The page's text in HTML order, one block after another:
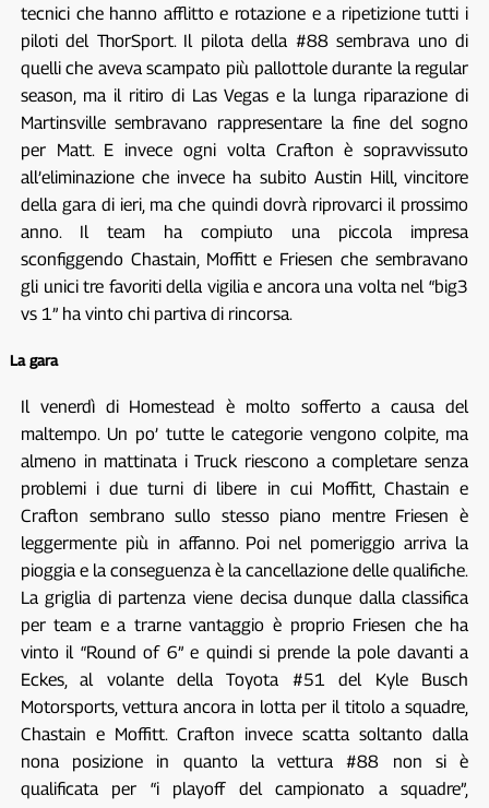
tecnici che hanno afflitto e rotazione e a ripetizione tutti i
piloti del ThorSport. Il pilota della #88 sembrava uno di
quelli che aveva scampato più pallottole durante la regular
season, ma il ritiro di Las Vegas e la lunga riparazione di
Martinsville sembravano rappresentare la fine del sogno
per Matt. E invece ogni volta Crafton è sopravvissuto
all’eliminazione che invece ha subito Austin Hill, vincitore
della gara di ieri, ma che quindi dovrà riprovarci il prossimo
anno. Il team ha compiuto una piccola impresa
sconfiggendo Chastain, Moffitt e Friesen che sembravano
gli unici tre favoriti della vigilia e ancora una volta nel “big3
vs 1” ha vinto chi partiva di rincorsa.
La gara
Il venerdì di Homestead è molto sofferto a causa del
maltempo. Un po’ tutte le categorie vengono colpite, ma
almeno in mattinata i Truck riescono a completare senza
problemi i due turni di libere in cui Moffitt, Chastain e
Crafton sembrano sullo stesso piano mentre Friesen è
leggermente più in affanno. Poi nel pomeriggio arriva la
pioggia e la conseguenza è la cancellazione delle qualifiche.
La griglia di partenza viene decisa dunque dalla classifica
per team e a trarne vantaggio è proprio Friesen che ha
vinto il “Round of 6” e quindi si prende la pole davanti a
Eckes, al volante della Toyota #51 del Kyle Busch
Motorsports, vettura ancora in lotta per il titolo a squadre,
Chastain e Moffitt. Crafton invece scatta soltanto dalla
nona posizione in quanto la vettura #88 non si è
qualificata per “i playoff del campionato a squadre”,